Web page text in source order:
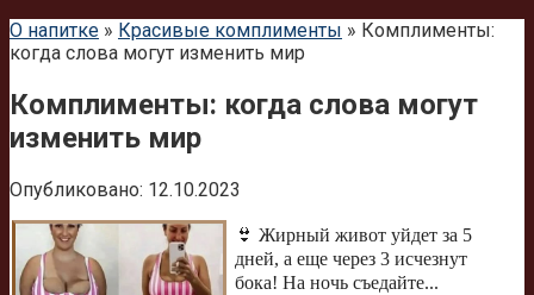
О напитке » Красивые комплименты » Комплименты:
когда слова могут изменить мир
Комплименты: когда слова могут
изменить мир
Опубликовано: 12.10.2023
👙 Жирный живот уйдет за 5
дней, а еще через 3 исчезнут
бока! На ночь съедайте...